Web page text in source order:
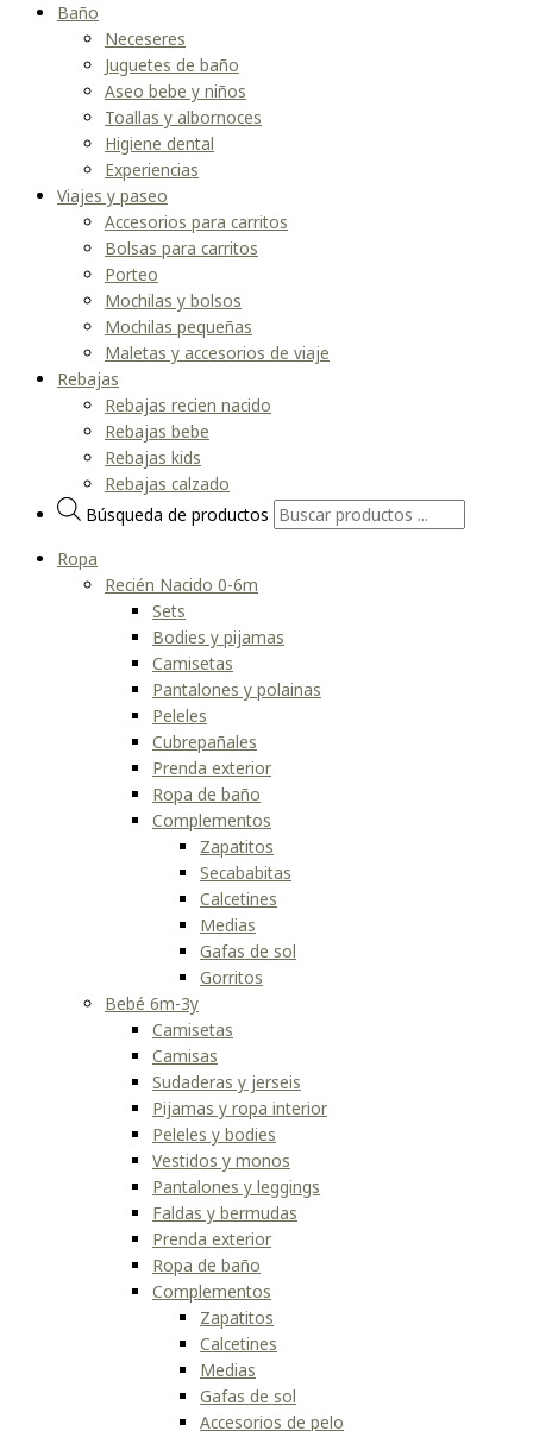
Baño
Neceseres
Juguetes de baño
Aseo bebe y niños
Toallas y albornoces
Higiene dental
Experiencias
Viajes y paseo
Accesorios para carritos
Bolsas para carritos
Porteo
Mochilas y bolsos
Mochilas pequeñas
Maletas y accesorios de viaje
Rebajas
Rebajas recien nacido
Rebajas bebe
Rebajas kids
Rebajas calzado
Búsqueda de productos
Ropa
Recién Nacido 0-6m
Sets
Bodies y pijamas
Camisetas
Pantalones y polainas
Peleles
Cubrepañales
Prenda exterior
Ropa de baño
Complementos
Zapatitos
Secababitas
Calcetines
Medias
Gafas de sol
Gorritos
Bebé 6m-3y
Camisetas
Camisas
Sudaderas y jerseis
Pijamas y ropa interior
Peleles y bodies
Vestidos y monos
Pantalones y leggings
Faldas y bermudas
Prenda exterior
Ropa de baño
Complementos
Zapatitos
Calcetines
Medias
Gafas de sol
Accesorios de pelo